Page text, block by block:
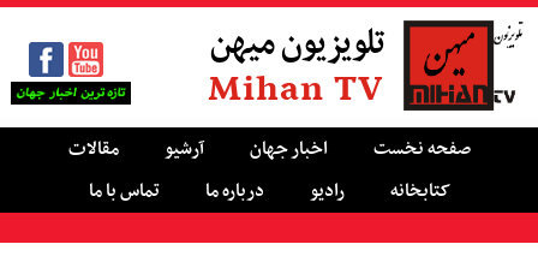
تلویزیون میهن
Mihan TV
صفحه نخست اخبار جهان آرشیو
مقالات
کتابخانه
رادیو درباره ما تماس با ما